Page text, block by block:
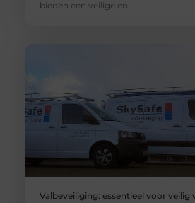
bieden een veilige en
Valbeveiliging: essentieel voor